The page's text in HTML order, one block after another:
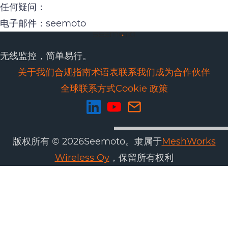
任何疑问：
电子邮件：seemoto
无线监控，简单易行。
关于我们合规指南术语表联系我们成为合作伙伴
全球联系方式Cookie 政策
版权所有 © 2026Seemoto。隶属于MeshWorks
Wireless Oy，保留所有权利